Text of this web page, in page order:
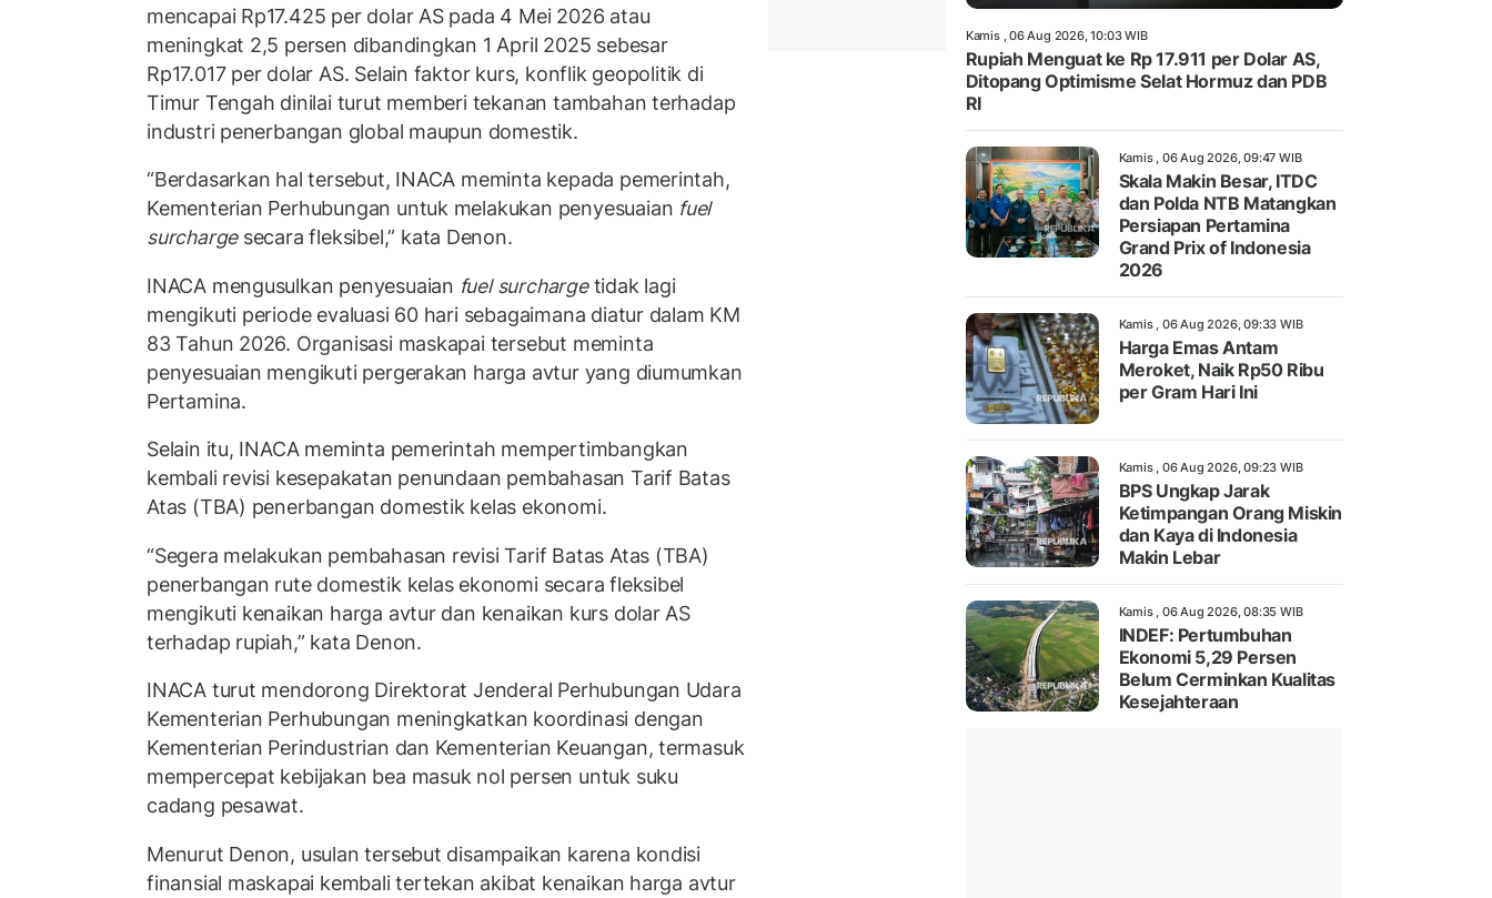
mencapai Rp17.425 per dolar AS pada 4 Mei 2026 atau
meningkat 2,5 persen dibandingkan 1 April 2025 sebesar
Rp17.017 per dolar AS. Selain faktor kurs, konflik geopolitik di
Timur Tengah dinilai turut memberi tekanan tambahan terhadap
industri penerbangan global maupun domestik.
“Berdasarkan hal tersebut, INACA meminta kepada pemerintah,
Kementerian Perhubungan untuk melakukan penyesuaian fuel
surchargesecara fleksibel,” kata Denon.
INACA mengusulkan penyesuaian fuel surchargetidak lagi
mengikuti periode evaluasi 60 hari sebagaimana diatur dalam KM
83 Tahun 2026. Organisasi maskapai tersebut meminta
penyesuaian mengikuti pergerakan harga avtur yang diumumkan
Pertamina.
Selain itu, INACA meminta pemerintah mempertimbangkan
kembali revisi kesepakatan penundaan pembahasan Tarif Batas
Atas (TBA) penerbangan domestik kelas ekonomi.
“Segera melakukan pembahasan revisi Tarif Batas Atas (TBA)
penerbangan rute domestik kelas ekonomi secara fleksibel
mengikuti kenaikan harga avtur dan kenaikan kurs dolar AS
terhadap rupiah,” kata Denon.
INACA turut mendorong Direktorat Jenderal Perhubungan Udara
Kementerian Perhubungan meningkatkan koordinasi dengan
Kementerian Perindustrian dan Kementerian Keuangan, termasuk
mempercepat kebijakan bea masuk nol persen untuk suku
cadang pesawat.
Menurut Denon, usulan tersebut disampaikan karena kondisi
finansial maskapai kembali tertekan akibat kenaikan harga avtur
Kamis , 06 Aug 2026, 10:03 WIB
Rupiah Menguat ke Rp 17.911 per Dolar AS,
Ditopang Optimisme Selat Hormuz dan PDB
RI
Kamis , 06 Aug 2026, 09:47 WIB
Skala Makin Besar, ITDC
dan Polda NTB Matangkan
Persiapan Pertamina
Grand Prix of Indonesia
2026
Kamis , 06 Aug 2026, 09:33 WIB
Harga Emas Antam
Meroket, Naik Rp50 Ribu
per Gram Hari Ini
Kamis , 06 Aug 2026, 09:23 WIB
BPS Ungkap Jarak
Ketimpangan Orang Miskin
dan Kaya di Indonesia
Makin Lebar
Kamis , 06 Aug 2026, 08:35 WIB
INDEF: Pertumbuhan
Ekonomi 5,29 Persen
Belum Cerminkan Kualitas
Kesejahteraan